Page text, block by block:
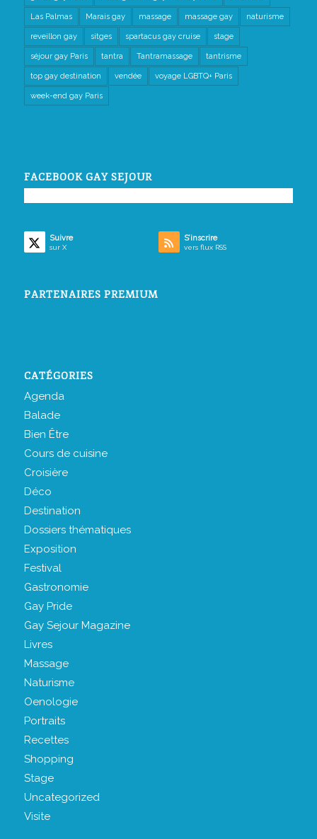
Las Palmas Marais gay massage massage gay naturisme
reveillon gay sitges spartacus gay cruise stage
séjour gay Paris tantra Tantramassage tantrisme
top gay destination vendée voyage LGBTQ+ Paris
week-end gay Paris
FACEBOOK GAY SEJOUR
Suivre
sur X
S’inscrire
vers flux RSS
PARTENAIRES PREMIUM
CATÉGORIES
Agenda
Balade
Bien Être
Cours de cuisine
Croisière
Déco
Destination
Dossiers thématiques
Exposition
Festival
Gastronomie
Gay Pride
Gay Sejour Magazine
Livres
Massage
Naturisme
Oenologie
Portraits
Recettes
Shopping
Stage
Uncategorized
Visite